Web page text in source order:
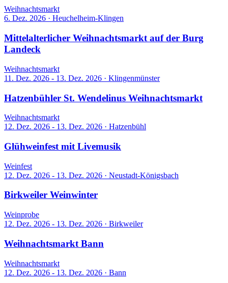
Weihnachtsmarkt
6. Dez. 2026 · Heuchelheim-Klingen
Mittelalterlicher Weihnachtsmarkt auf der Burg
Landeck
Weihnachtsmarkt
11. Dez. 2026 - 13. Dez. 2026 · Klingenmünster
Hatzenbühler St. Wendelinus Weihnachtsmarkt
Weihnachtsmarkt
12. Dez. 2026 - 13. Dez. 2026 · Hatzenbühl
Glühweinfest mit Livemusik
Weinfest
12. Dez. 2026 - 13. Dez. 2026 · Neustadt-Königsbach
Birkweiler Weinwinter
Weinprobe
12. Dez. 2026 - 13. Dez. 2026 · Birkweiler
Weihnachtsmarkt Bann
Weihnachtsmarkt
12. Dez. 2026 - 13. Dez. 2026 · Bann